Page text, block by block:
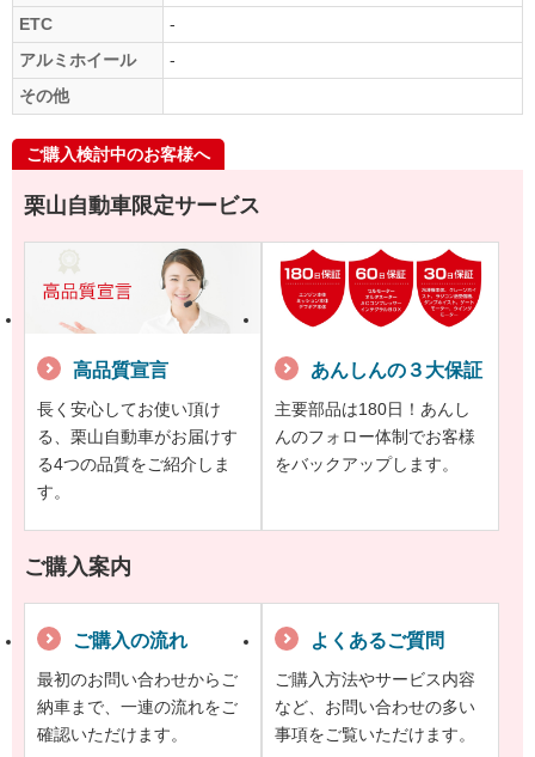
ETC
-
アルミホイール
-
その他
ご購入検討中のお客様へ
栗山自動車限定サービス
高品質宣言
長く安心してお使い頂け
る、栗山自動車がお届けす
る4つの品質をご紹介しま
す。
あんしんの３大保証
主要部品は180日！あんし
んのフォロー体制でお客様
をバックアップします。
ご購入案内
ご購入の流れ
最初のお問い合わせからご
納車まで、一連の流れをご
確認いただけます。
よくあるご質問
ご購入方法やサービス内容
など、お問い合わせの多い
事項をご覧いただけます。